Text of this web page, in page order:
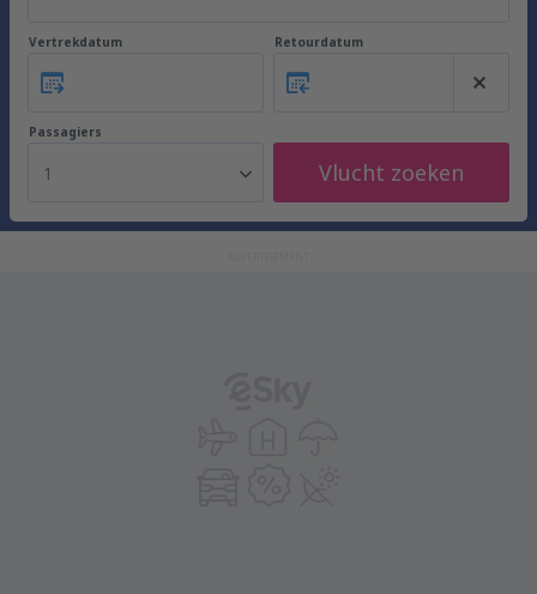
Vertrekdatum Retourdatum
Passagiers
1 Vlucht zoeken